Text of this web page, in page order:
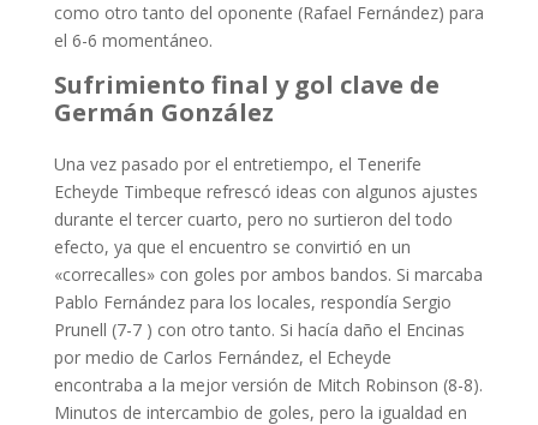
como otro tanto del oponente (Rafael Fernández) para
el 6-6 momentáneo.
Sufrimiento final y gol clave de
Germán González
Una vez pasado por el entretiempo, el Tenerife
Echeyde Timbeque refrescó ideas con algunos ajustes
durante el tercer cuarto, pero no surtieron del todo
efecto, ya que el encuentro se convirtió en un
«correcalles» con goles por ambos bandos. Si marcaba
Pablo Fernández para los locales, respondía Sergio
Prunell (7-7 ) con otro tanto. Si hacía daño el Encinas
por medio de Carlos Fernández, el Echeyde
encontraba a la mejor versión de Mitch Robinson (8-8).
Minutos de intercambio de goles, pero la igualdad en